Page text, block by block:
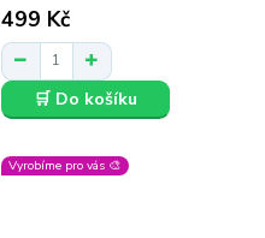
499 Kč
🛒 Do košíku
Vyrobíme pro vás 🎨